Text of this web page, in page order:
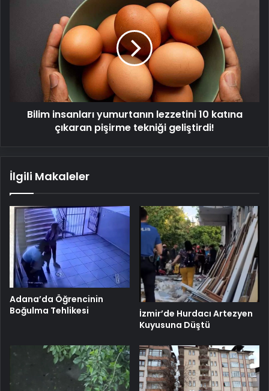
tekniği
geliştirdi!Bilim insanları yumurtanın lezzetini 10 katına
çıkaran pişirme tekniği geliştirdi!
İlgili Makaleler
Adana’da Öğrencinin
Boğulma Tehlikesi
İzmir’de Hurdacı Artezyen
Kuyusuna Düştü